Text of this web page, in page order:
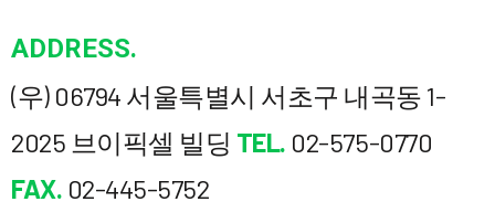
ADDRESS.
(우) 06794 서울특별시 서초구 내곡동 1-
2025 브이픽셀 빌딩 TEL. 02-575-0770
FAX. 02-445-5752